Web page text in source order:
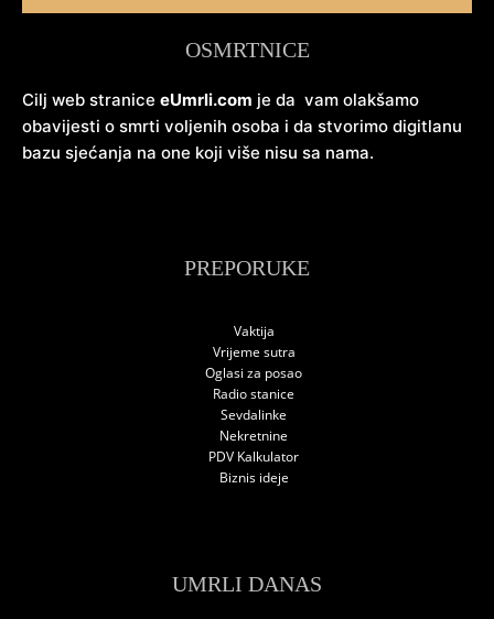
OSMRTNICE
Cilj web stranice eUmrli.com je da vam olakšamo
obavijesti o smrti voljenih osoba i da stvorimo digitlanu
bazu sjećanja na one koji više nisu sa nama.
PREPORUKE
Vaktija
Vrijeme sutra
Oglasi za posao
Radio stanice
Sevdalinke
Nekretnine
PDV Kalkulator
Biznis ideje
UMRLI DANAS